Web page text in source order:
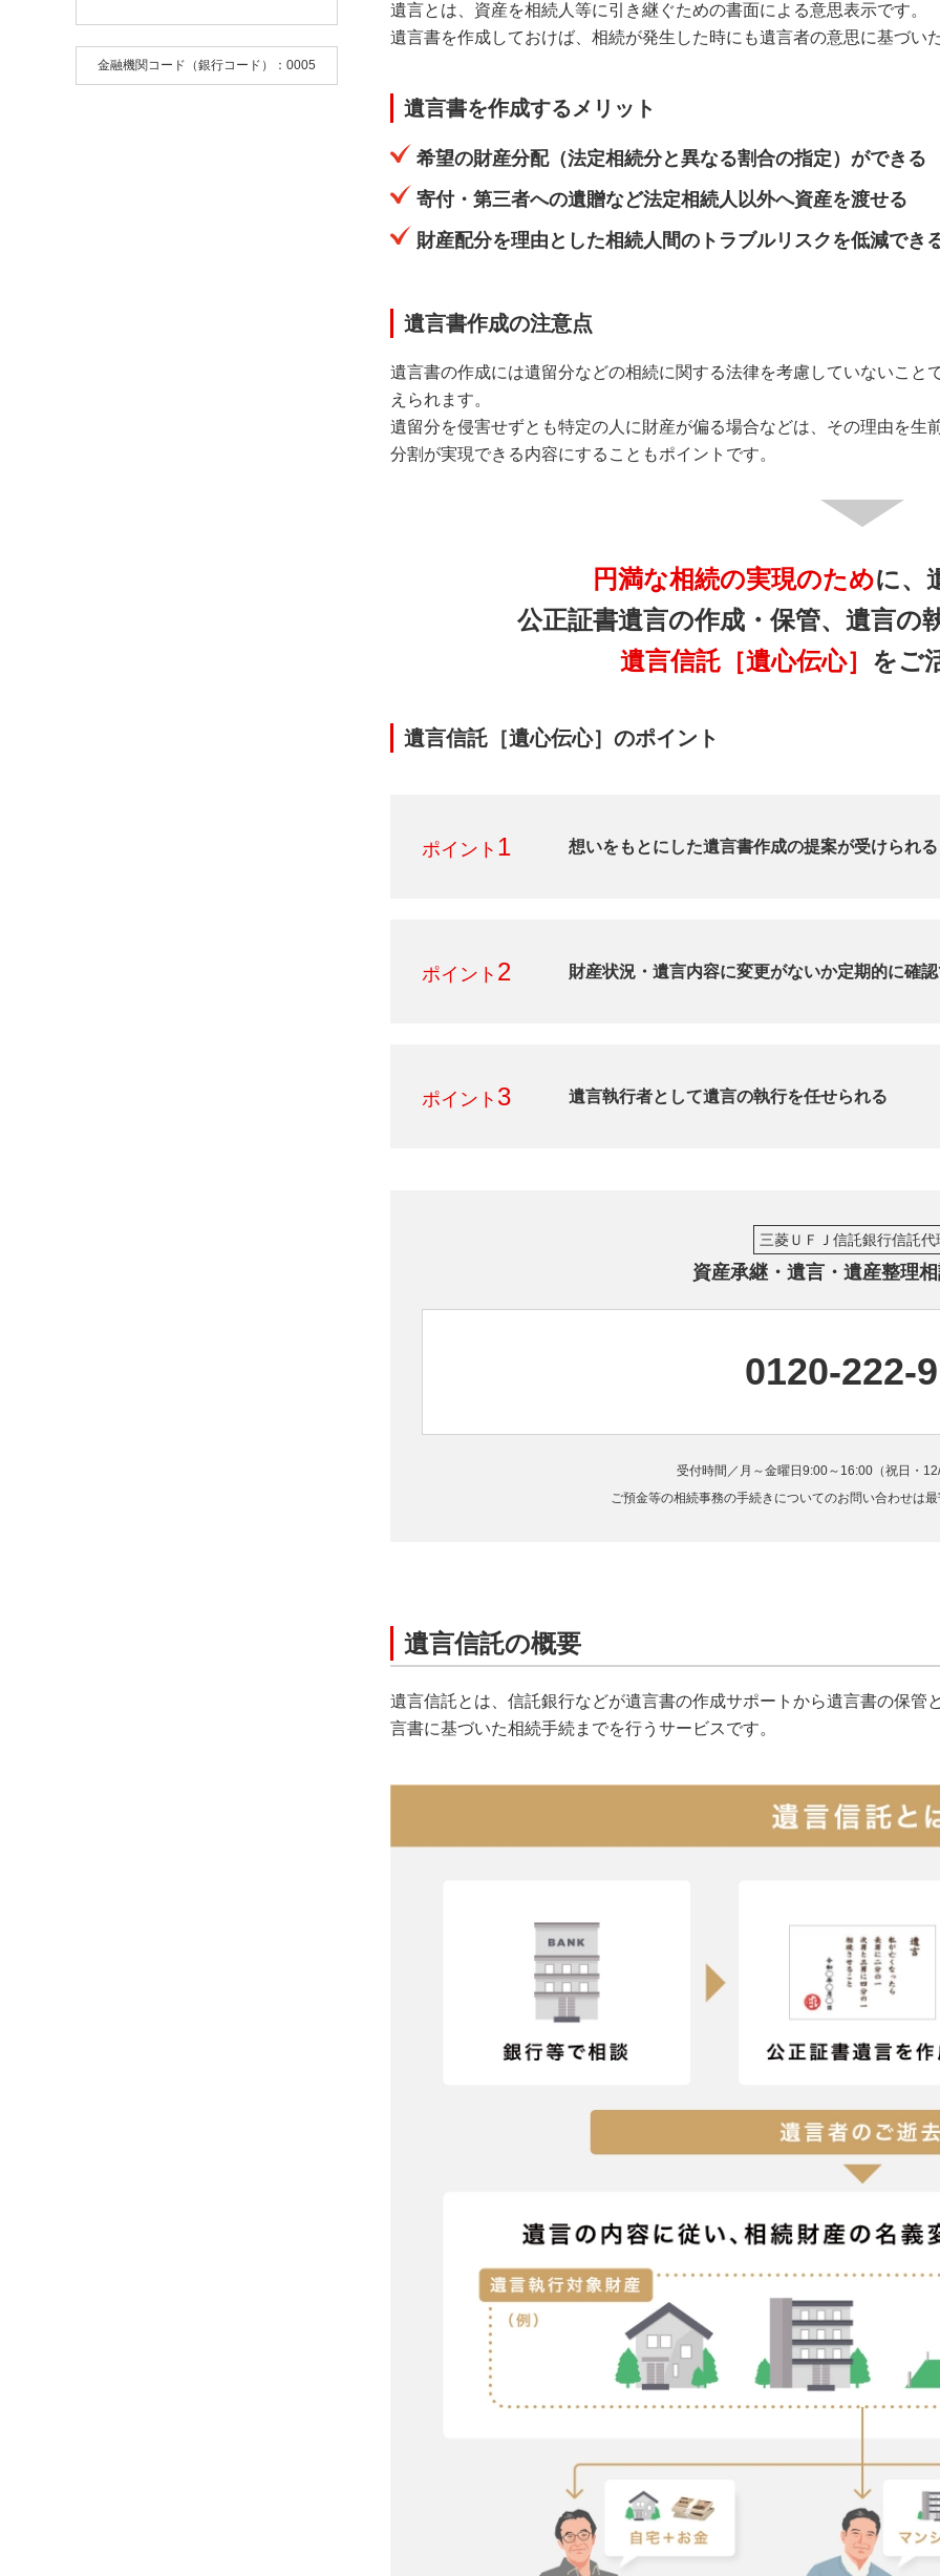
金融機関コード（銀行コード）：0005
遺言とは、資産を相続人等に引き継ぐための書面による意思表示です。
遺言書を作成しておけば、相続が発生した時にも遺言者の意思に基づい
遺言書を作成するメリット
希望の財産分配（法定相続分と異なる割合の指定）ができる
寄付・第三者への遺贈など法定相続人以外へ資産を渡せる
財産配分を理由とした相続人間のトラブルリスクを低減でき
遺言書作成の注意点
遺言書の作成には遺留分などの相続に関する法律を考慮していないこと
えられます。
遺留分を侵害せずとも特定の人に財産が偏る場合などは、その理由を生
分割が実現できる内容にすることもポイントです。
円満な相続の実現のために、
公正証書遺言の作成・保管、遺言の
遺言信託［遺心伝心］ をご
遺言信託［遺心伝心］のポイント
ポイント 1 想いをもとにした遺言書作成の提案が受けられる
ポイント 2 財産状況・遺言内容に変更がないか定期的に確
ポイント 3 遺言執行者として遺言の執行を任せられる
三菱ＵＦＪ信託銀行信託代
資産承継・遺言・遺産整理
0120-222-
受付時間／月～金曜日9:00～16:00（祝日・
ご預金等の相続事務の手続きについてのお問い合わせは
遺言信託の概要
遺言信託とは、信託銀行などが遺言書の作成サポートから遺言書の保管
言書に基づいた相続手続までを行うサービスです。